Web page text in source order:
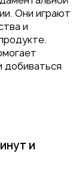
Они играют
и
добиваться
и